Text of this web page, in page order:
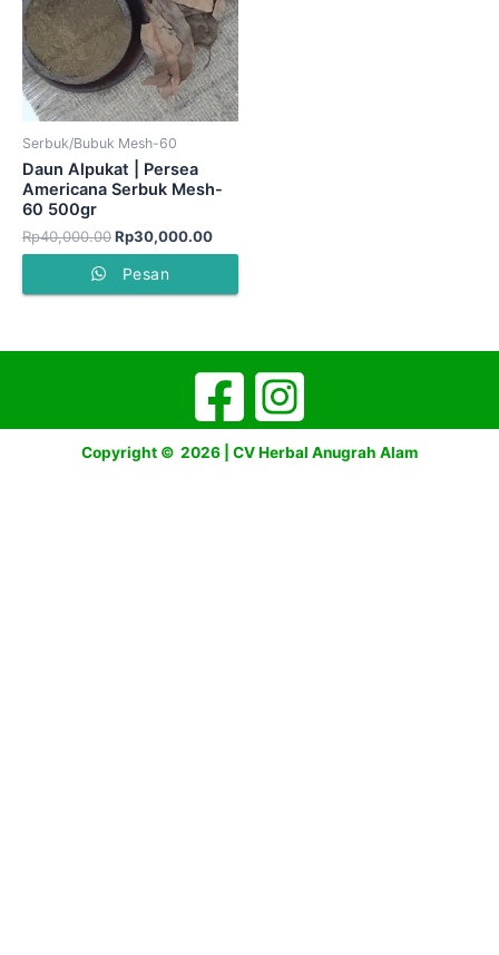
Serbuk/Bubuk Mesh-60
Daun Alpukat | Persea
Americana Serbuk Mesh-
60 500gr
Rp40,000.00Rp30,000.00
Pesan
Copyright © 2026 | CV Herbal Anugrah Alam